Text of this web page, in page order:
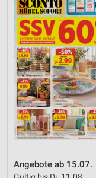
Angebote ab 15.07.